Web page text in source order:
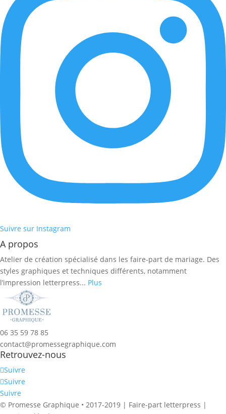
Suivre sur Instagram
A propos
Atelier de création spécialisé dans les faire-part de mariage. Des
styles graphiques et techniques différents, notamment
l’impression letterpress... Plus
06 35 59 78 85
contact@promessegraphique.com
Retrouvez-nous
Suivre
Suivre
Suivre
© Promesse Graphique • 2017-2019 | Faire-part letterpress |